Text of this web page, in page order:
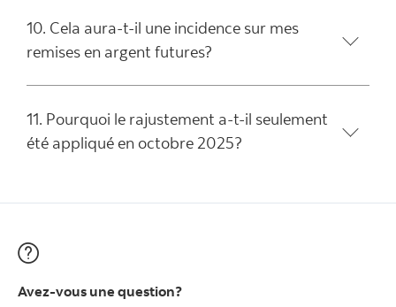
10. Cela aura-t-il une incidence sur mes
remises en argent futures?
11. Pourquoi le rajustement a-t-il seulement
été appliqué en octobre 2025?
Avez-vous une question?